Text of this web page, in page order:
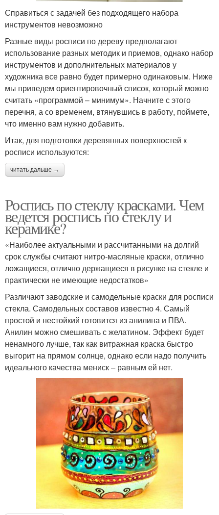
Справиться с задачей без подходящего набора
инструментов невозможно
Разные виды росписи по дереву предполагают
использование разных методик и приемов, однако набор
инструментов и дополнительных материалов у
художника все равно будет примерно одинаковым. Ниже
мы приведем ориентировочный список, который можно
считать «программой – минимум». Начните с этого
перечня, а со временем, втянувшись в работу, поймете,
что именно вам нужно добавить.
Итак, для подготовки деревянных поверхностей к
росписи используются:
читать дальше →
Роспись по стеклу красками. Чем
ведется роспись по стеклу и
керамике?
«Наиболее актуальными и рассчитанными на долгий
срок службы считают нитро-масляные краски, отлично
ложащиеся, отлично держащиеся в рисунке на стекле и
практически не имеющие недостатков»
Различают заводские и самодельные краски для росписи
стекла. Самодельных составов известно 4. Самый
простой и нестойкий готовится из анилина и ПВА.
Анилин можно смешивать с желатином. Эффект будет
ненамного лучше, так как витражная краска быстро
выгорит на прямом солнце, однако если надо получить
идеального качества мениск – равным ей нет.